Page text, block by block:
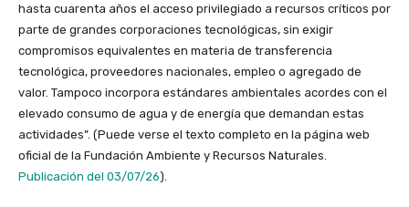
hasta cuarenta años el acceso privilegiado a recursos críticos por
parte de grandes corporaciones tecnológicas, sin exigir
compromisos equivalentes en materia de transferencia
tecnológica, proveedores nacionales, empleo o agregado de
valor. Tampoco incorpora estándares ambientales acordes con el
elevado consumo de agua y de energía que demandan estas
actividades”. (Puede verse el texto completo en la página web
oficial de la Fundación Ambiente y Recursos Naturales.
Publicación del 03/07/26).